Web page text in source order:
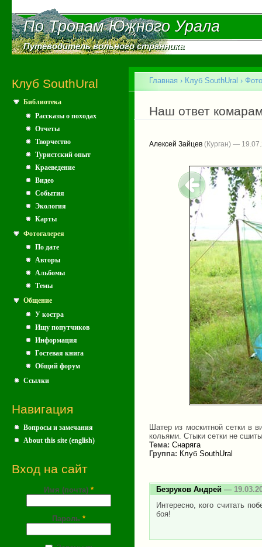
По Тропам Южного Урала
По Тропам Южного Урала
Путеводитель вольного странника
Путеводитель вольного странника
Клуб SouthUral
Библиотека
Рассказы о походах
Отчеты
Творчество
Туристский опыт
Краеведение
Видео
События
Экология
Карты
Фотогалерея
По дате
Авторы
Альбомы
Темы
Общение
У костра
Ищу попутчиков
Информация
Гостевая книга
Общий форум
Ссылки
Навигация
Вопросы и замечания
About this site (english)
Вход на сайт
Имя (почта) *
Пароль *
Вы здесь
Главная › Клуб SouthUral ›
Наш ответ
Алексей Зайцев (Курган) —
Шатер из москитной сетки в
кольями. Стыки сетки не
Тема: Снаряга
Группа: Клуб SouthUral
Безруков Андрей —
Интересно, кого считать
боя!